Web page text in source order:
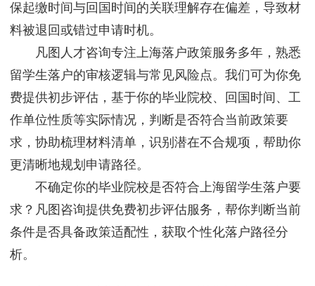
保起缴时间与回国时间的关联理解存在偏差，导致材
料被退回或错过申请时机。
凡图人才咨询专注上海落户政策服务多年，熟悉
留学生落户的审核逻辑与常见风险点。我们可为你免
费提供初步评估，基于你的毕业院校、回国时间、工
作单位性质等实际情况，判断是否符合当前政策要
求，协助梳理材料清单，识别潜在不合规项，帮助你
更清晰地规划申请路径。
不确定你的毕业院校是否符合上海留学生落户要
求？凡图咨询提供免费初步评估服务，帮你判断当前
条件是否具备政策适配性，获取个性化落户路径分
析。